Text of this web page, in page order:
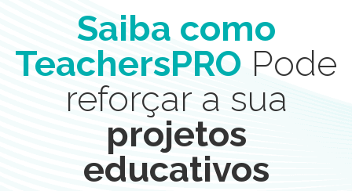
Saiba como
TeachersPRO Pode
reforçar a sua
projetos
educativos